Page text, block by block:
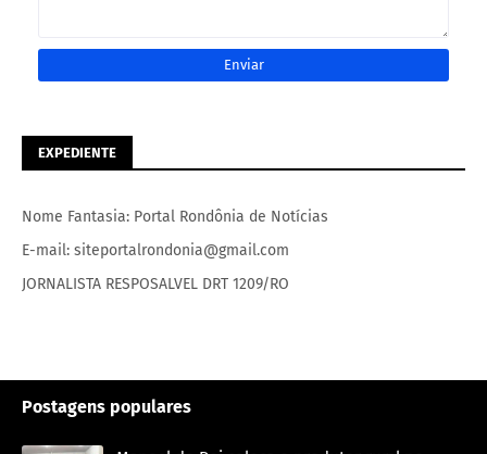
EXPEDIENTE
Nome Fantasia: Portal Rondônia de Notícias
E-mail: siteportalrondonia@gmail.com
JORNALISTA RESPOSALVEL DRT 1209/RO
Postagens populares